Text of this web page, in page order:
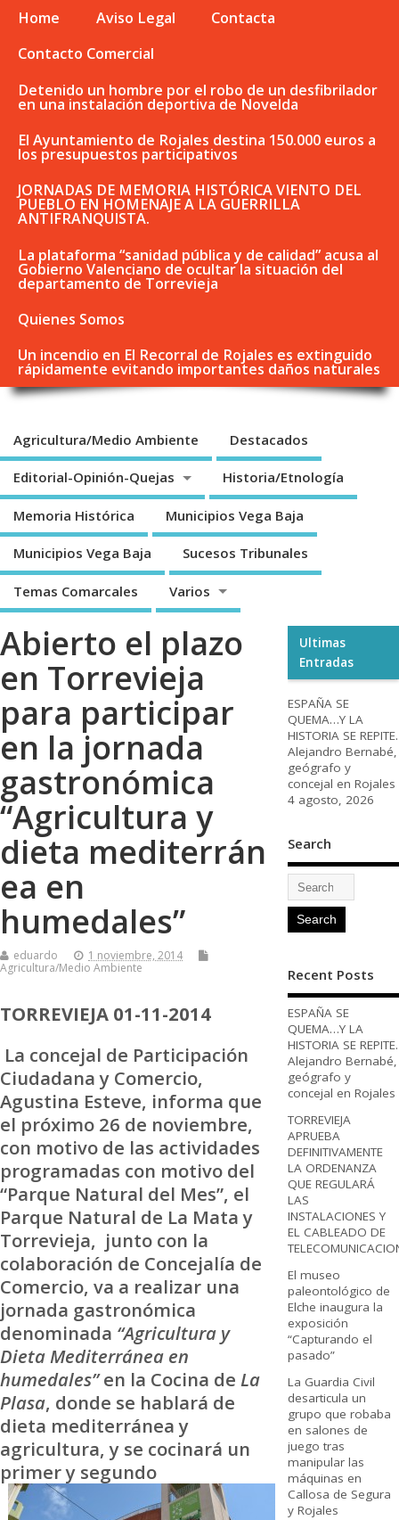
Home Aviso Legal
Contacta
Contacto Comercial
Detenido un hombre por el robo de un desfibrilador
en una instalación deportiva de Novelda
El Ayuntamiento de Rojales destina 150.000 euros a
los presupuestos participativos
JORNADAS DE MEMORIA HISTÓRICA VIENTO DEL
PUEBLO EN HOMENAJE A LA GUERRILLA
ANTIFRANQUISTA.
La plataforma “sanidad pública y de calidad” acusa al
Gobierno Valenciano de ocultar la situación del
departamento de Torrevieja
Quienes Somos
Un incendio en El Recorral de Rojales es extinguido
rápidamente evitando importantes daños naturales
Agricultura/Medio Ambiente Destacados
Editorial-Opinión-Quejas Historia/Etnología
Memoria Histórica Municipios Vega Baja
Municipios Vega Baja Sucesos Tribunales
Temas Comarcales Varios
Abierto el plazo
en Torrevieja
para participar
en la jornada
gastronómica
“Agricultura y
dieta mediterrán
ea en
humedales”
eduardo
1 noviembre, 2014
Agricultura/Medio Ambiente
TORREVIEJA 01-11-2014
La concejal de Participación
Ciudadana y Comercio,
Agustina Esteve, informa que
el próximo 26 de noviembre,
con motivo de las actividades
programadas con motivo del
“Parque Natural del Mes”, el
Parque Natural de La Mata y
Torrevieja, junto con la
colaboración de Concejalía de
Comercio, va a realizar una
jornada gastronómica
denominada “Agricultura y
Dieta Mediterránea en
humedales”en la Cocina de La
Plasa, donde se hablará de
dieta mediterránea y
agricultura, y se cocinará un
primer y segundo
Ultimas
Entradas
ESPAÑA SE
QUEMA…Y LA
HISTORIA SE REPITE.
Alejandro Bernabé,
geógrafo y
concejal en Rojales
4 agosto, 2026
Search
Recent Posts
ESPAÑA SE
QUEMA…Y LA
HISTORIA SE REPITE.
Alejandro Bernabé,
geógrafo y
concejal en Rojales
TORREVIEJA
APRUEBA
DEFINITIVAMENTE
LA ORDENANZA
QUE REGULARÁ
LAS
INSTALACIONES Y
EL CABLEADO DE
El museo
paleontológico de
Elche inaugura la
exposición
“Capturando el
pasado”
La Guardia Civil
desarticula un
grupo que robaba
en salones de
juego tras
manipular las
máquinas en
Callosa de Segura
y Rojales